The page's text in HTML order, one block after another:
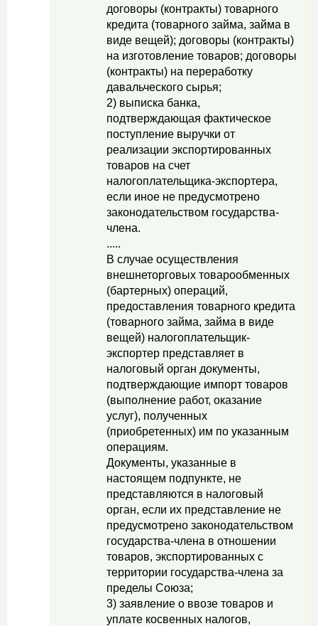
договоры (контракты) товарного
кредита (товарного займа, займа в
виде вещей); договоры (контракты)
на изготовление товаров; договоры
(контракты) на переработку
давальческого сырья;
2) выписка банка,
подтверждающая фактическое
поступление выручки от
реализации экспортированных
товаров на счет
налогоплательщика-экспортера,
если иное не предусмотрено
законодательством государства-
члена.
.....
В случае осуществления
внешнеторговых товарообменных
(бартерных) операций,
предоставления товарного кредита
(товарного займа, займа в виде
вещей) налогоплательщик-
экспортер представляет в
налоговый орган документы,
подтверждающие импорт товаров
(выполнение работ, оказание
услуг), полученных
(приобретенных) им по указанным
операциям.
Документы, указанные в
настоящем подпункте, не
представляются в налоговый
орган, если их представление не
предусмотрено законодательством
государства-члена в отношении
товаров, экспортированных с
территории государства-члена за
пределы Союза;
3) заявление о ввозе товаров и
уплате косвенных налогов,